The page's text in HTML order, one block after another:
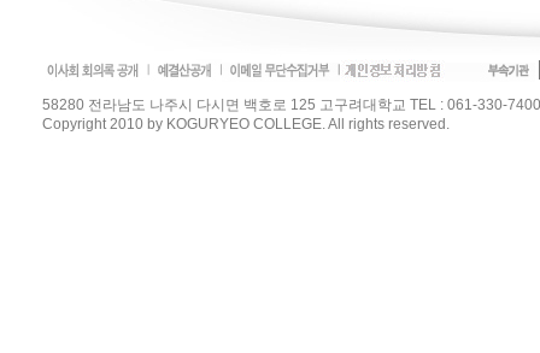
58280 전라남도 나주시 다시면 백호로 125 고구려대학교 TEL : 061-330-
Copyright 2010 by KOGURYEO COLLEGE. All rights reserved.